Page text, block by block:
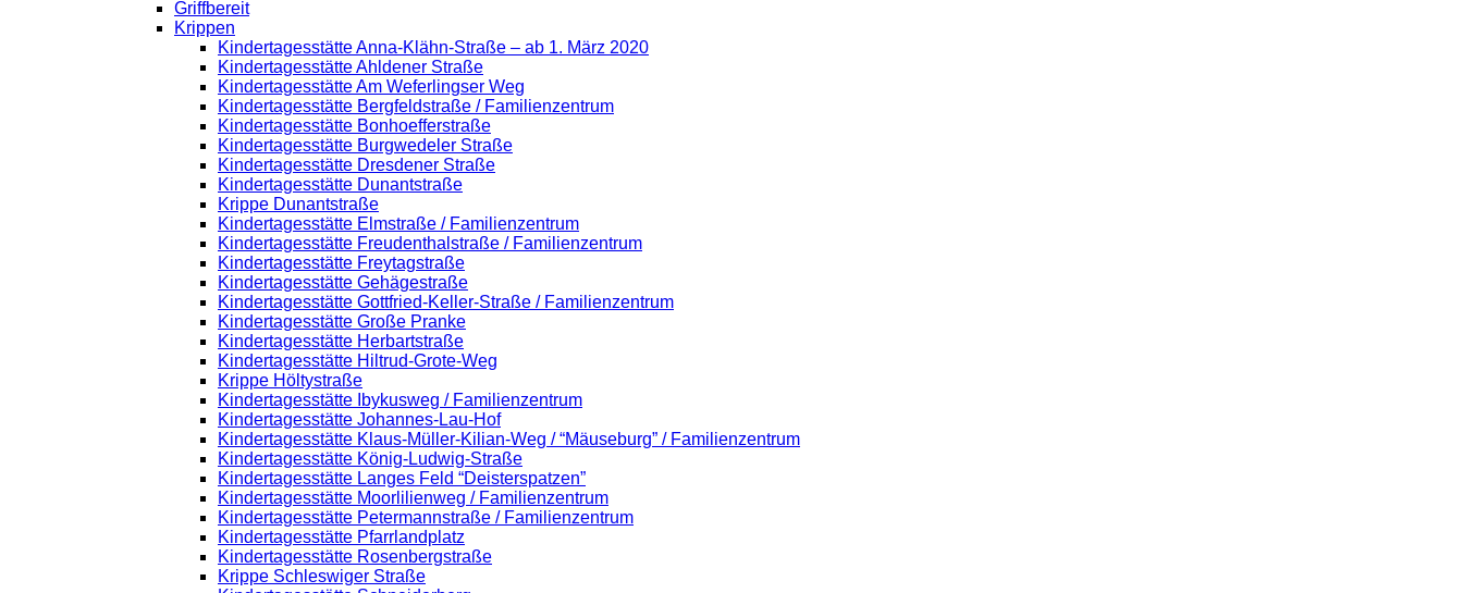
Griffbereit
Krippen
Kindertagesstätte Anna-Klähn-Straße – ab 1. März 2020
Kindertagesstätte Ahldener Straße
Kindertagesstätte Am Weferlingser Weg
Kindertagesstätte Bergfeldstraße / Familienzentrum
Kindertagesstätte Bonhoefferstraße
Kindertagesstätte Burgwedeler Straße
Kindertagesstätte Dresdener Straße
Kindertagesstätte Dunantstraße
Krippe Dunantstraße
Kindertagesstätte Elmstraße / Familienzentrum
Kindertagesstätte Freudenthalstraße / Familienzentrum
Kindertagesstätte Freytagstraße
Kindertagesstätte Gehägestraße
Kindertagesstätte Gottfried-Keller-Straße / Familienzentrum
Kindertagesstätte Große Pranke
Kindertagesstätte Herbartstraße
Kindertagesstätte Hiltrud-Grote-Weg
Krippe Höltystraße
Kindertagesstätte Ibykusweg / Familienzentrum
Kindertagesstätte Johannes-Lau-Hof
Kindertagesstätte Klaus-Müller-Kilian-Weg / “Mäuseburg” / Familienzentrum
Kindertagesstätte König-Ludwig-Straße
Kindertagesstätte Langes Feld “Deisterspatzen”
Kindertagesstätte Moorlilienweg / Familienzentrum
Kindertagesstätte Petermannstraße / Familienzentrum
Kindertagesstätte Pfarrlandplatz
Kindertagesstätte Rosenbergstraße
Krippe Schleswiger Straße